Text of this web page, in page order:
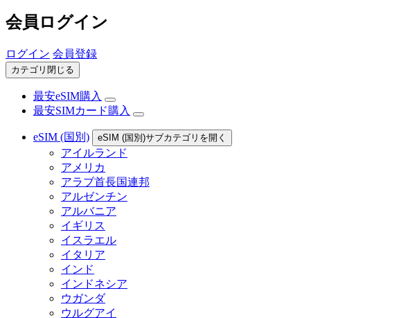
会員ログイン
ログイン 会員登録
カテゴリ閉じる
最安eSIM購入
最安SIMカード購入
eSIM (国別) eSIM (国別)サブカテゴリを開く
アイルランド
アメリカ
アラブ首長国連邦
アルゼンチン
アルバニア
イギリス
イスラエル
イタリア
インド
インドネシア
ウガンダ
ウルグアイ